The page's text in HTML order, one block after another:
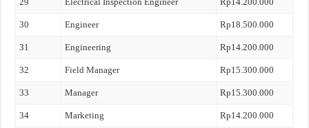
30 Engineer Rp18.500.000
31 Engineering Rp14.200.000
32 Field Manager Rp15.300.000
33 Manager Rp15.300.000
34 Marketing Rp14.200.000